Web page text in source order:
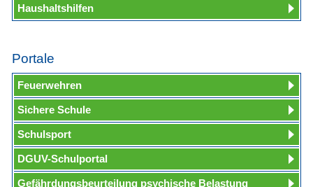
Haushaltshilfen
Portale
Feuerwehren
Sichere Schule
Schulsport
DGUV-Schulportal
Gefährdungsbeurteilung psychische Belastung